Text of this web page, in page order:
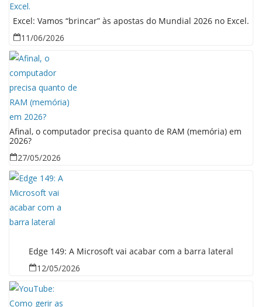
Excel: Vamos “brincar” às apostas do Mundial 2026 no Excel.
11/06/2026
Afinal, o computador precisa quanto de RAM (memória) em
2026?
27/05/2026
Edge 149: A Microsoft vai acabar com a barra lateral
12/05/2026